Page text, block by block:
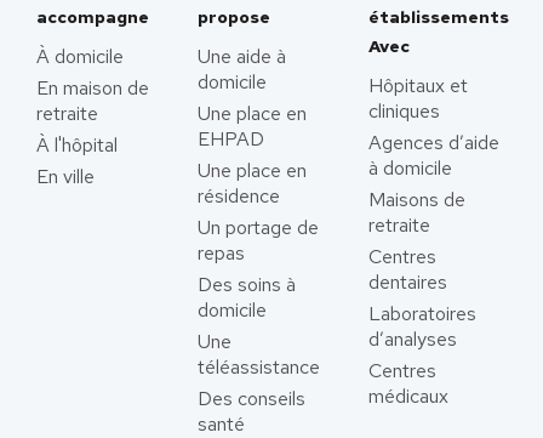
accompagne
À domicile
En maison de
retraite
À l'hôpital
En ville
propose
Une aide à
domicile
Une place en
EHPAD
Une place en
résidence
Un portage de
repas
Des soins à
domicile
Une
téléassistance
Des conseils
santé
établissements
Avec
Hôpitaux et
cliniques
Agences d’aide
à domicile
Maisons de
retraite
Centres
dentaires
Laboratoires
d’analyses
Centres
médicaux